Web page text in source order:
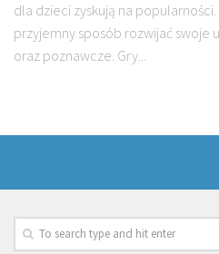
dla dzieci zyskują na
przyjemny sposób rozwijać swoje
oraz poznawcze. Gry...